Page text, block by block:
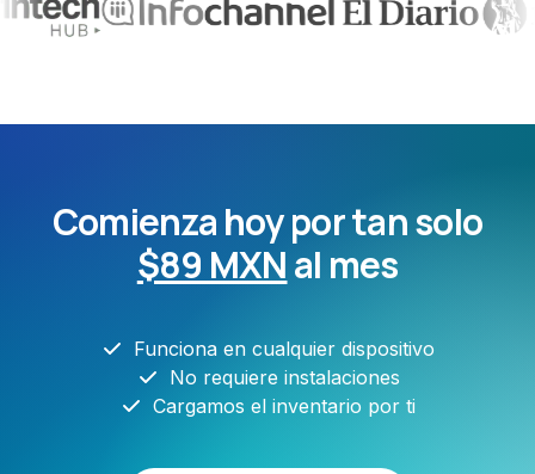
Comienza hoy por tan solo
$89 MXNal mes
Funciona en cualquier dispositivo
No requiere instalaciones
Cargamos el inventario por ti